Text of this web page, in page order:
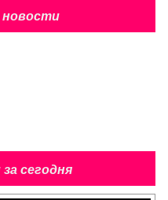
новости
сегодня